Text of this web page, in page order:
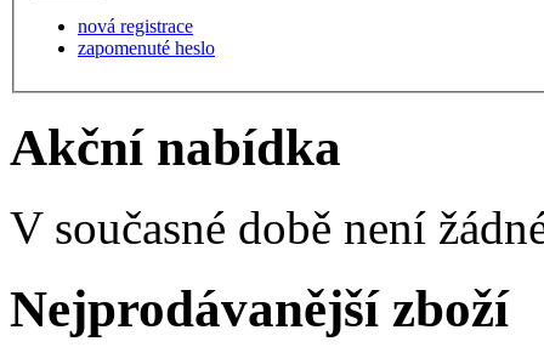
nová registrace
zapomenuté heslo
Akční nabídka
V současné době není
Nejprodávanější zboží